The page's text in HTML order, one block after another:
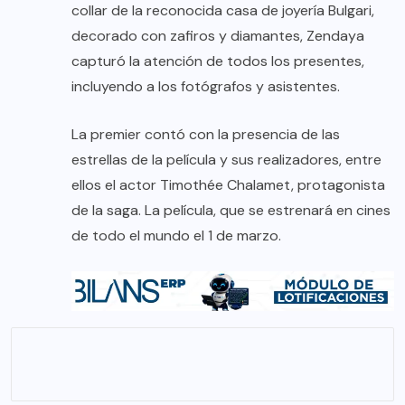
collar de la reconocida casa de joyería Bulgari,
decorado con zafiros y diamantes, Zendaya
capturó la atención de todos los presentes,
incluyendo a los fotógrafos y asistentes.
La premier contó con la presencia de las
estrellas de la película y sus realizadores, entre
ellos el actor Timothée Chalamet, protagonista
de la saga. La película, que se estrenará en cines
de todo el mundo el 1 de marzo.